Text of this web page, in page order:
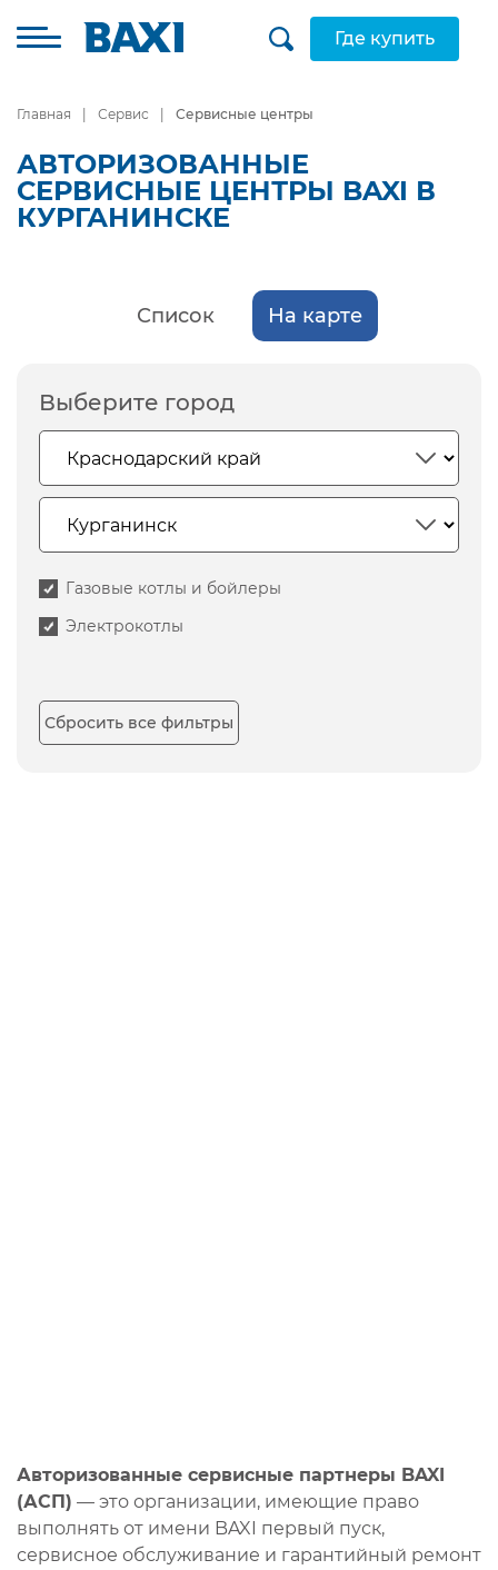
Где купить
Главная Сервис Сервисные центры
АВТОРИЗОВАННЫЕ
СЕРВИСНЫЕ ЦЕНТРЫ BAXI В
КУРГАНИНСКЕ
Список На карте
Выберите город
Газовые котлы и бойлеры
Электрокотлы
Сбросить все фильтры
Авторизованные сервисные партнеры BAXI
(АСП) — это организации, имеющие право
выполнять от имени BAXI первый пуск,
сервисное обслуживание и гарантийный ремонт